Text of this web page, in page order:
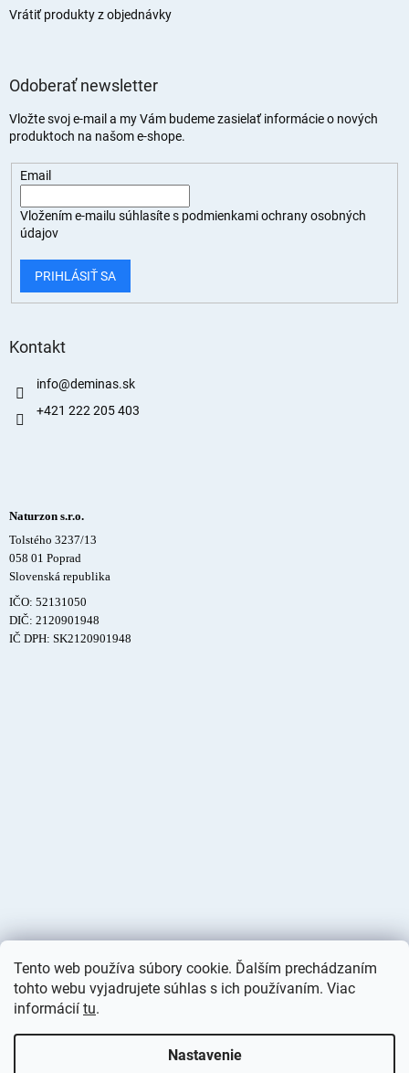
Tento web používa súbory cookie. Ďalším prechádzaním
tohto webu vyjadrujete súhlas s ich používaním. Viac
informácií tu.
Nastavenie
Vrátiť produkty z objednávky
Odoberať newsletter
Vložte svoj e-mail a my Vám budeme zasielať informácie o nových
produktoch na našom e-shope.
Email
Vložením e-mailu súhlasíte s podmienkami ochrany osobných
údajov
PRIHLÁSIŤ SA
Kontakt
info@deminas.sk
+421 222 205 403
Naturzon s.r.o.
Tolstého 3237/13
058 01 Poprad
Slovenská republika
IČO: 52131050
DIČ: 2120901948
IČ DPH: SK2120901948